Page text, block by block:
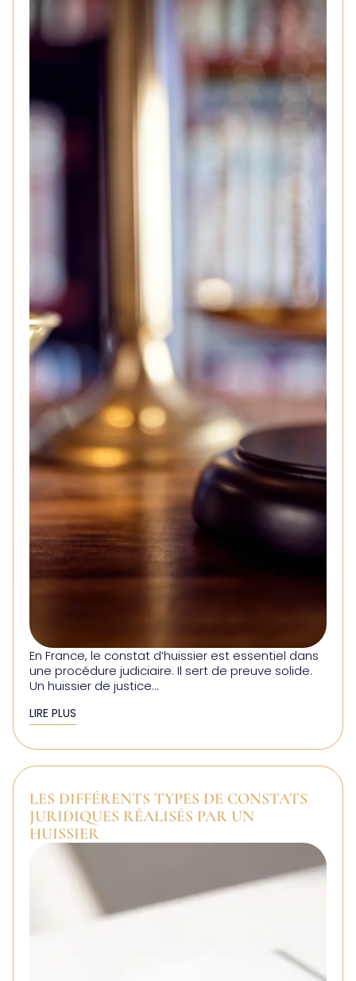
En France, le constat d’huissier est essentiel dans
une procédure judiciaire. Il sert de preuve solide.
Un huissier de justice...
LIRE PLUS
LES DIFFÉRENTS TYPES DE CONSTATS
JURIDIQUES RÉALISÉS PAR UN
HUISSIER